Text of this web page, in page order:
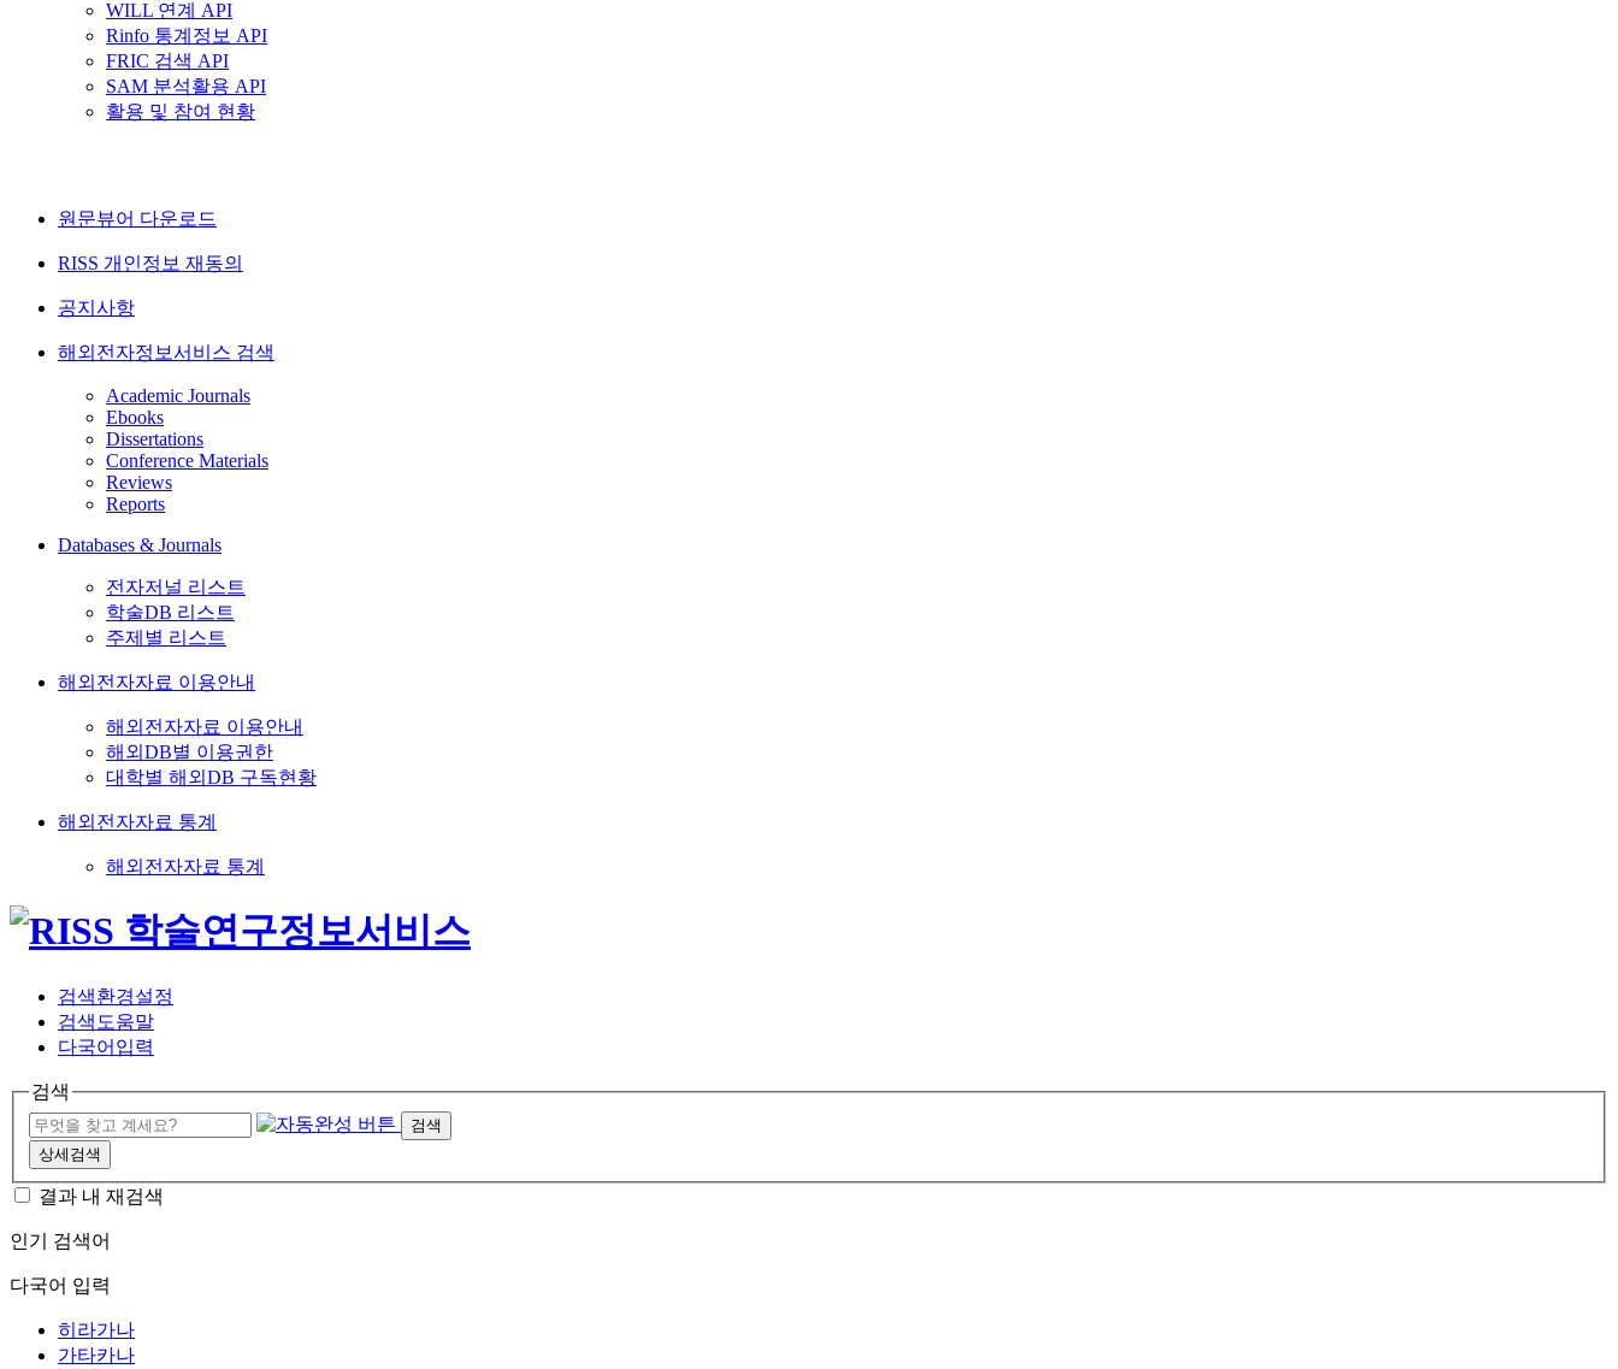
WILL 연계 API
Rinfo 통계정보 API
FRIC 검색 API
SAM 분석활용 API
활용 및 참여 현황
원문뷰어 다운로드
RISS 개인정보 재동의
공지사항
해외전자정보서비스 검색
Academic Journals
Ebooks
Dissertations
Conference Materials
Reviews
Reports
Databases & Journals
전자저널 리스트
학술DB 리스트
주제별 리스트
해외전자자료 이용안내
해외전자자료 이용안내
해외DB별 이용권한
대학별 해외DB 구독현황
해외전자자료 통계
해외전자자료 통계
검색환경설정
검색도움말
다국어입력
검색
검색
상세검색
결과 내 재검색
인기 검색어
다국어 입력
히라가나
가타카나